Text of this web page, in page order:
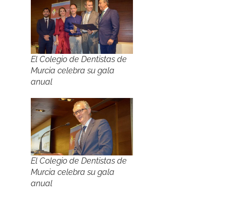
El Colegio de Dentistas de
Murcia celebra su gala
anual
El Colegio de Dentistas de
Murcia celebra su gala
anual